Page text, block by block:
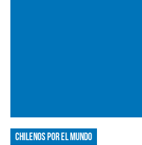
Chilenos por el mundo